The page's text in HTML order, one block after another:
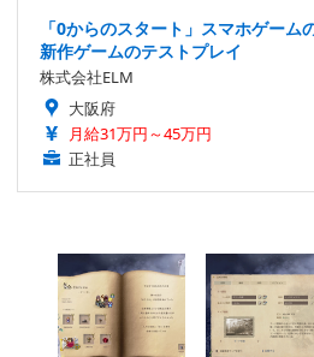
「0からのスタート」スマホゲー
新作ゲームのテストプレイ
株式会社ELM
大阪府
月給31万円～45万円
正社員